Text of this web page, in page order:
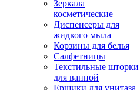
Зеркала
косметические
Диспенсеры для
жидкого мыла
Корзины для белья
Салфетницы
Текстильные шторки
для ванной
Ершики для унитаза